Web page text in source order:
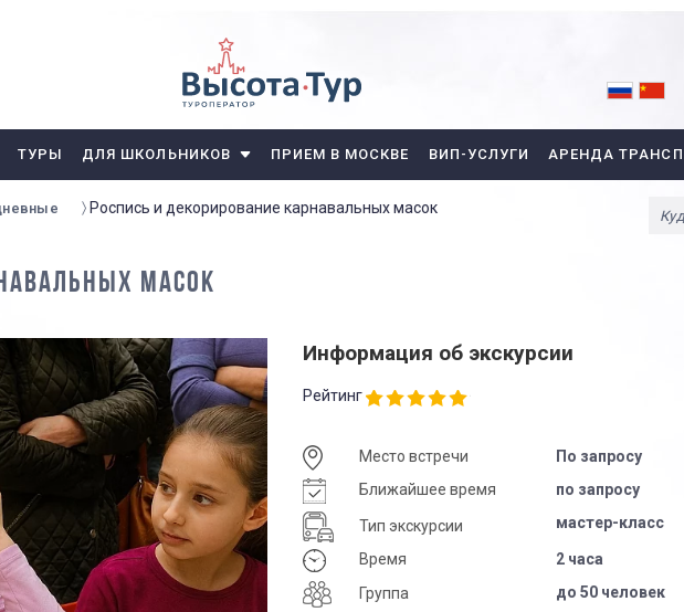
ТУРЫ ДЛЯ ШКОЛЬНИКОВ ПРИЕМ В МОСКВЕ ВИП-УСЛУГИ АРЕНДА
Роспись и декорирование карнавальных масок
МАСОК
Информация об экскурсии
Рейтинг
Место встречи
По запросу
Ближайшее время
по запросу
Тип экскурсии мастер-класс
Время
2 часа
Группа
до 50 человек